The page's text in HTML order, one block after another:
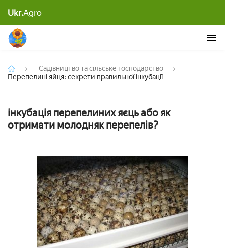
Ukr.AgroПерепелині яйця: секрети правильної інкубації
Садівництво та сільське господарство
Перепелині яйця: секрети правильної інкубації
інкубація перепелиних яєць або як
отримати молодняк перепелів?